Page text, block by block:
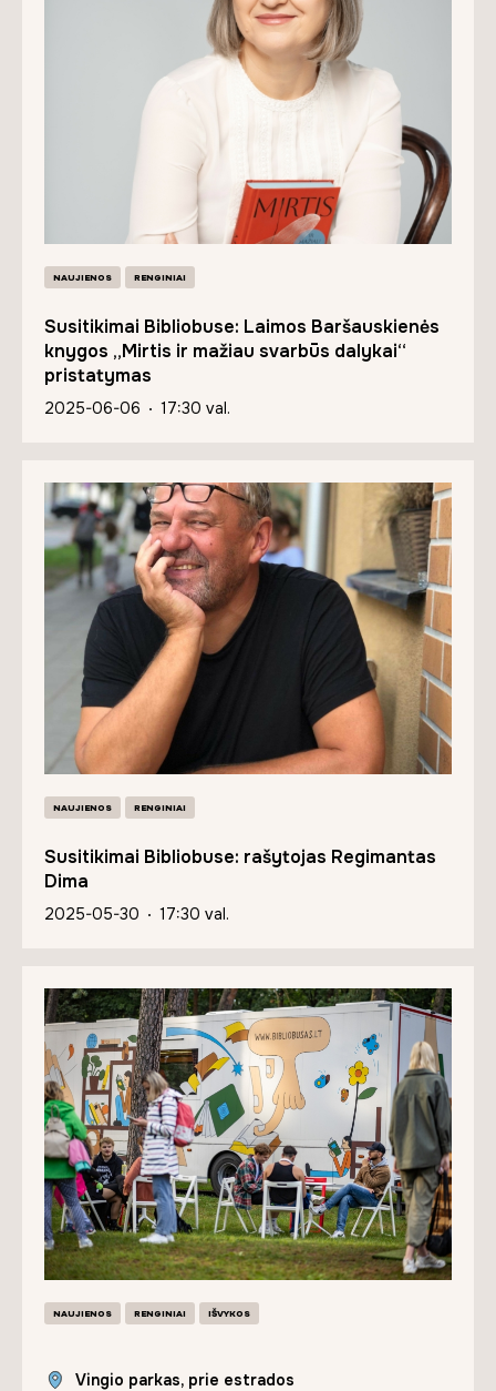
NAUJIENOS RENGINIAI
Susitikimai Bibliobuse: Laimos Baršauskienės
knygos „Mirtis ir mažiau svarbūs dalykai“
pristatymas
2025-06-06 17:30 val.
NAUJIENOS RENGINIAI
Susitikimai Bibliobuse: rašytojas Regimantas
Dima
2025-05-30 17:30 val.
NAUJIENOS RENGINIAI IŠVYKOS
Vingio parkas, prie estrados